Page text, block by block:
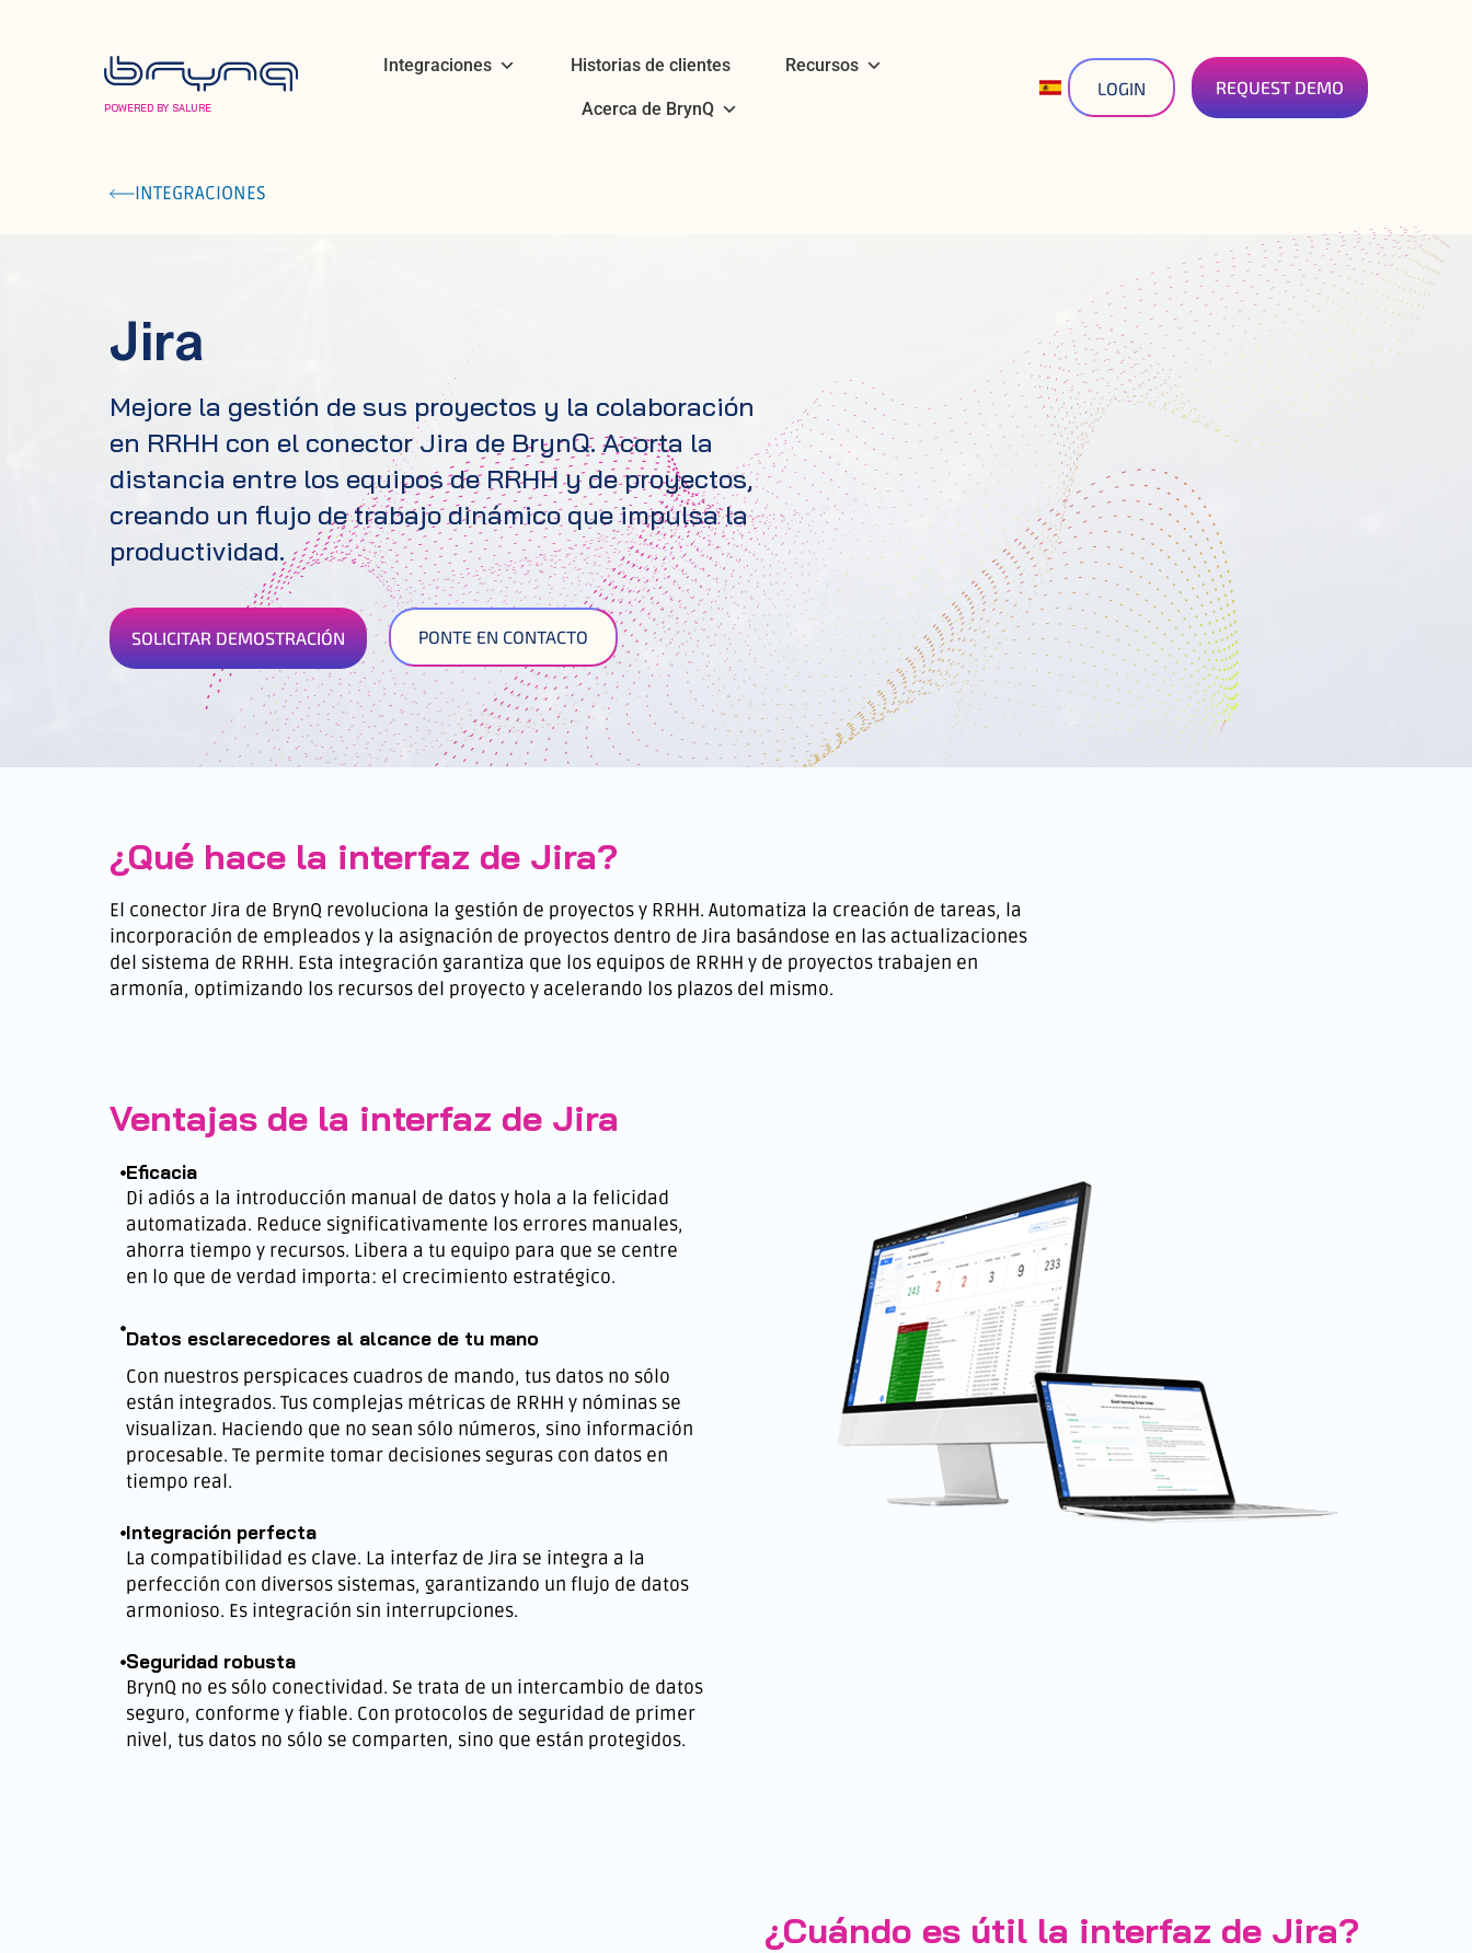
POWERED BY SALURE
Integraciones Historias de clientes Recursos
Acerca de BrynQ
LOGIN REQUEST DEMO
INTEGRACIONES
Jira
Mejore la gestión de sus proyectos y la colaboración
en RRHH con el conector Jira de BrynQ. Acorta la
distancia entre los equipos de RRHH y de proyectos,
creando un flujo de trabajo dinámico que impulsa la
productividad.
SOLICITAR DEMOSTRACIÓN PONTE EN CONTACTO
¿Qué hace la interfaz de Jira?
El conector Jira de BrynQ revoluciona la gestión de proyectos y RRHH. Automatiza la creación de tareas, la
incorporación de empleados y la asignación de proyectos dentro de Jira basándose en las actualizaciones
del sistema de RRHH. Esta integración garantiza que los equipos de RRHH y de proyectos trabajen en
armonía, optimizando los recursos del proyecto y acelerando los plazos del mismo.
Ventajas de la interfaz de Jira
Eficacia
Di adiós a la introducción manual de datos y hola a la felicidad
automatizada. Reduce significativamente los errores manuales,
ahorra tiempo y recursos. Libera a tu equipo para que se centre
en lo que de verdad importa: el crecimiento estratégico.
Datos esclarecedores al alcance de tu mano
Con nuestros perspicaces cuadros de mando, tus datos no sólo
están integrados. Tus complejas métricas de RRHH y nóminas se
visualizan. Haciendo que no sean sólo números, sino información
procesable. Te permite tomar decisiones seguras con datos en
tiempo real.
Integración perfecta
La compatibilidad es clave. La interfaz de Jira se integra a la
perfección con diversos sistemas, garantizando un flujo de datos
armonioso. Es integración sin interrupciones.
Seguridad robusta
BrynQ no es sólo conectividad. Se trata de un intercambio de datos
seguro, conforme y fiable. Con protocolos de seguridad de primer
nivel, tus datos no sólo se comparten, sino que están protegidos.
¿Cuándo es útil la interfaz de Jira?